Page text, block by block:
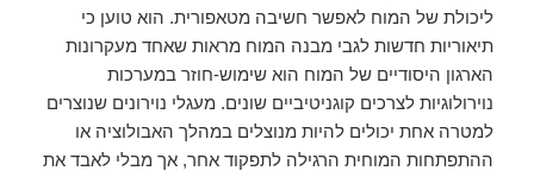
ליכולת של המוח לאפשר חשיבה מטאפורית. הוא טוען כי
תיאוריות חדשות לגבי מבנה המוח מראות שאחד מעקרונות
הארגון היסודיים של המוח הוא שימוש-חוזר במערכות
נוירולוגיות לצרכים קוגניטיביים שונים. מעגלי נוירונים שנוצרים
למטרה אחת יכולים להיות מנוצלים במהלך האבולוציה או
ההתפתחות המוחית הרגילה לתפקוד אחר, אך מבלי לאבד את